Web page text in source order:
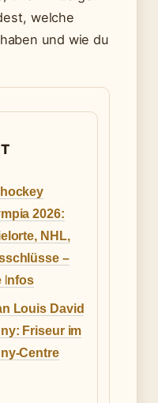
welche
und wie du
2026:
NHL,
–
Infos
Louis David
Friseur im
Centre